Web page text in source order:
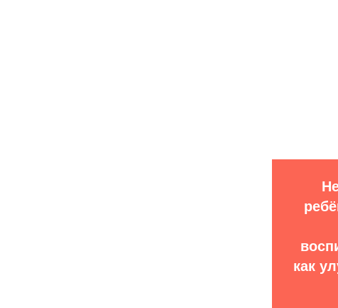
как